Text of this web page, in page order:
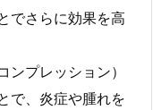
でさらに効果を高
ンプレッション）
で、炎症や腫れを